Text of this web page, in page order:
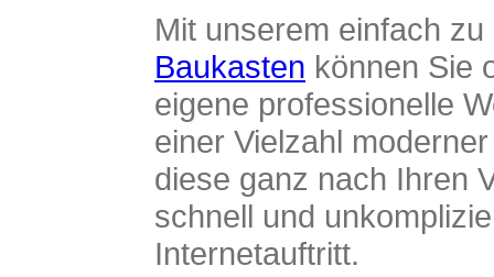
Mit unserem einfach
Baukasten können Sie
eigene professionelle
einer Vielzahl
diese ganz nach Ihren
schnell und
Internetauftritt.